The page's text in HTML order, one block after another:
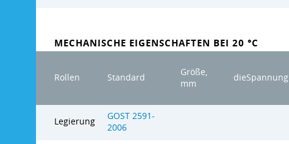
MECHANISCHE EIGENSCHAFTEN BEI 20 °C
Rollen Standard
Größe,
mm
dieSpannung
Legierung
GOST 2591-
2006